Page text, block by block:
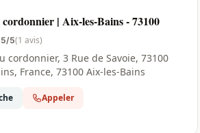
| Aix-les-Bains - 73100
5/5(1 avis)
cordonnier, 3 Rue de Savoie, 73100
France, 73100 Aix-les-Bains
Appeler